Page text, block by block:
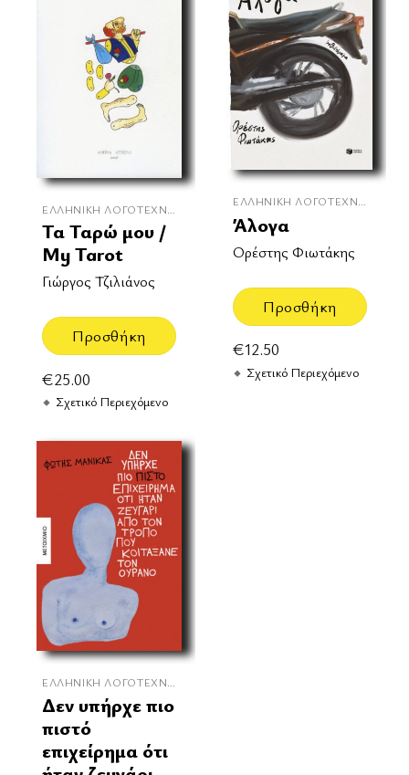
ΕΛΛΗΝΙΚΉ ΛΟΓΟΤΕΧΝΊΑ
Τα Ταρώ μου /
My Tarot
Γιώργος Τζιλιάνος
Προσθήκη
€25.00
Σχετικό Περιεχόμενο
ΕΛΛΗΝΙΚΉ ΛΟΓΟΤΕΧΝΊΑ
Άλογα
Ορέστης Φιωτάκης
Προσθήκη
€12.50
Σχετικό Περιεχόμενο
ΕΛΛΗΝΙΚΉ ΛΟΓΟΤΕΧΝΊΑ
Δεν υπήρχε πιο
πιστό
επιχείρημα ότι